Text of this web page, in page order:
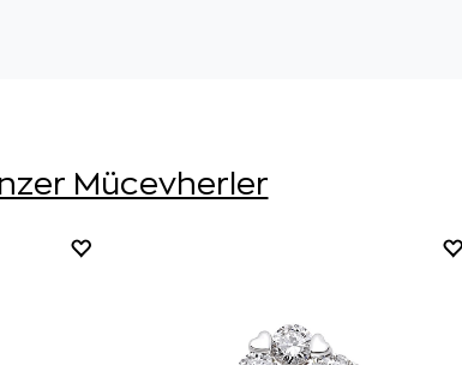
Mücevherler